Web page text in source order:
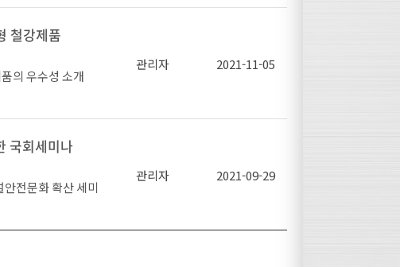
록되었다.
시장에서 KS 강
재 적용 시 원래
, 밀시트 서류 제
재 적용이 확대될
해 강구조 건축 탄
용 건축자재 대
개선연구를 실
, 소비자 단체 대
강건재 수출 확대,
요확대에 힘쓸 예
이 주최하고, 한국
민체육진흥공단,
술사회, 한국강
평창 리조트에서
은 관리 미흡으로
고 예방대책 마
전을 위한 업무협
에 국산강재 적용
급 협력 ➋항만 하
➌항만 하역분야
력을 위한 교육 확
이다.
6,915억원을 투
는 사업으로 202
듈러 건축 설계 공
축가 설계공모
내 건설업계의 화
한 다양한 아이디
다양성(주거/상
철강제품
의 우수성 소개
텔에서 소비자 대
다. 이날 행사에서
는 세미나와 함께
관리자 2021-11-05
국회세미나
안전문화 확산 세미
관리자 2021-09-29